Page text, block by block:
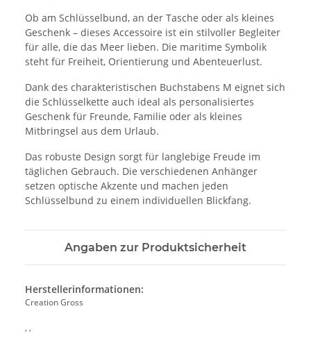
Ob am Schlüsselbund, an der Tasche oder als kleines
Geschenk – dieses Accessoire ist ein stilvoller Begleiter
für alle, die das Meer lieben. Die maritime Symbolik
steht für Freiheit, Orientierung und Abenteuerlust.
Dank des charakteristischen Buchstabens M eignet sich
die Schlüsselkette auch ideal als personalisiertes
Geschenk für Freunde, Familie oder als kleines
Mitbringsel aus dem Urlaub.
Das robuste Design sorgt für langlebige Freude im
täglichen Gebrauch. Die verschiedenen Anhänger
setzen optische Akzente und machen jeden
Schlüsselbund zu einem individuellen Blickfang.
Angaben zur Produktsicherheit
Herstellerinformationen:
Creation Gross
, ,